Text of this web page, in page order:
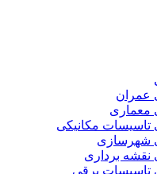
عمران
معماری
تاسیسات مکانیکی
شهرسازی
نقشه برداری
تاسیسات برقی